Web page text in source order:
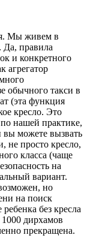
Мы живем в
Да, правила
и конкретного
агрегатор
обычного такси в
(эта функция
кресло. Это
нашей практике,
вы можете вызвать
не просто кресло,
класса (чаще
на
вариант.
но
на поиск
без кресла
дирхамов
прекращена.